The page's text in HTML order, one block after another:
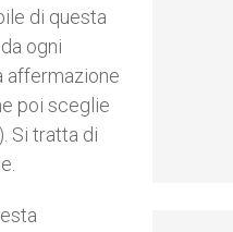
di questa
ogni
affermazione
poi sceglie
Si tratta di